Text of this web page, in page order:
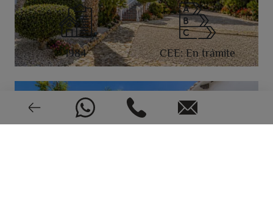
1984 CEE: En trámite